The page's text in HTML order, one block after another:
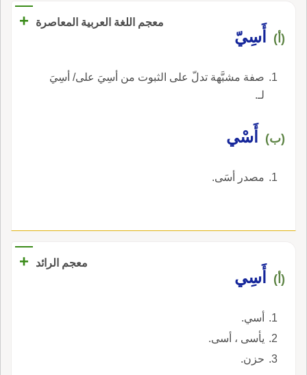
معجم اللغة العربية المعاصرة +
(أ) أَسِيّ
صفة مشبَّهة تدلّ على الثبوت من أسِيَ على/ أسِيَ
لـ.
(ب) أَسْي
مصدر أسَى.
معجم الرائد +
(أ) أَسِي
أسي.
يأسى ، أسى.
حزن.